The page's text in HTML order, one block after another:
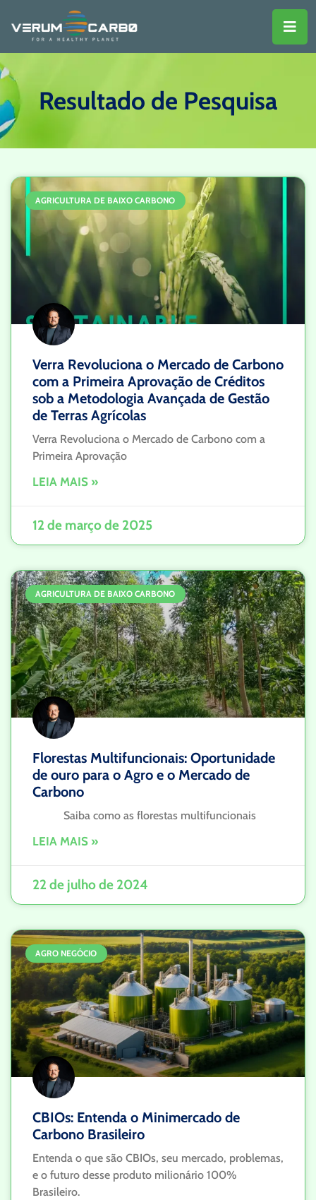
Resultado de Pesquisa
AGRICULTURA DE BAIXO CARBONO
Verra Revoluciona o Mercado de Carbono
com a Primeira Aprovação de Créditos
sob a Metodologia Avançada de Gestão
de Terras Agrícolas
Verra Revoluciona o Mercado de Carbono com a
Primeira Aprovação
LEIA MAIS »
12 de março de 2025
AGRICULTURA DE BAIXO CARBONO
Florestas Multifuncionais: Oportunidade
de ouro para o Agro e o Mercado de
Carbono
Saiba como as florestas multifuncionais
LEIA MAIS »
22 de julho de 2024
AGRO NEGÓCIO
CBIOs: Entenda o Minimercado de
Carbono Brasileiro
Entenda o que são CBIOs, seu mercado, problemas,
e o futuro desse produto milionário 100%
Brasileiro.